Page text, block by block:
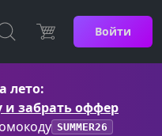
Войти
лето:
и забрать оффер
SUMMER26